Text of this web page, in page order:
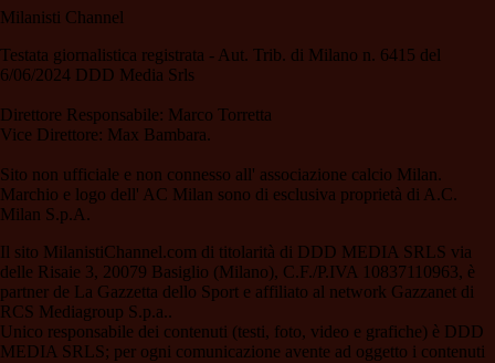
Milanisti Channel
Testata giornalistica registrata - Aut. Trib. di Milano n. 6415 del
6/06/2024 DDD Media Srls
Direttore Responsabile: Marco Torretta
Vice Direttore: Max Bambara.
Sito non ufficiale e non connesso all' associazione calcio Milan.
Marchio e logo dell' AC Milan sono di esclusiva proprietà di A.C.
Milan S.p.A.
Il sito MilanistiChannel.com di titolarità di DDD MEDIA SRLS via
delle Risaie 3, 20079 Basiglio (Milano), C.F./P.IVA 10837110963, è
partner de La Gazzetta dello Sport e affiliato al network Gazzanet di
RCS Mediagroup S.p.a..
Unico responsabile dei contenuti (testi, foto, video e grafiche) è DDD
MEDIA SRLS; per ogni comunicazione avente ad oggetto i contenuti